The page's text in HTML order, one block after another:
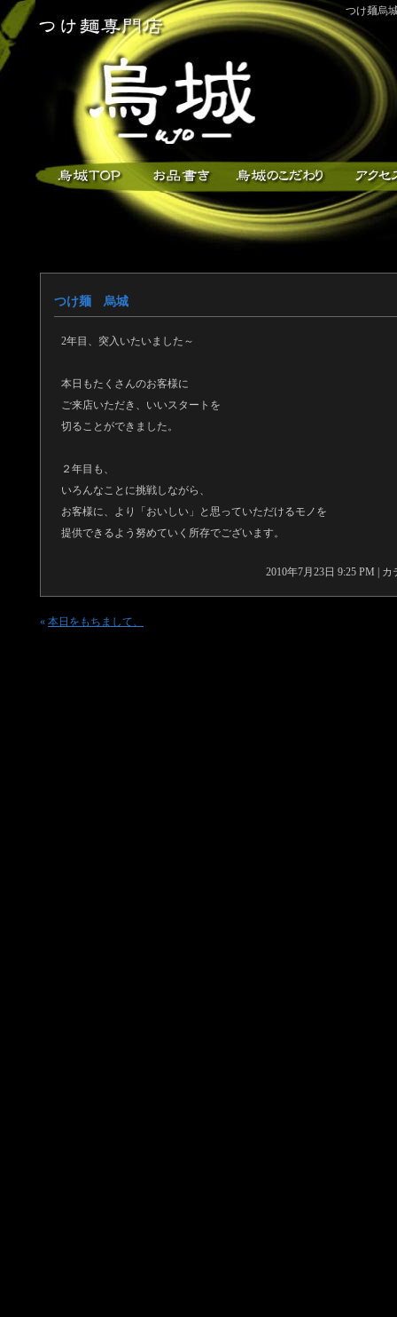
つけ麺烏
つけ麺 烏城
2年目、突入いたいました～
本日もたくさんのお客様に
ご来店いただき、いいスタートを
切ることができました。
２年目も、
いろんなことに挑戦しながら、
お客様に、より「おいしい」と思っていただけるモノを
提供できるよう努めていく所存でございます。
2010年7月23日 9:25 PM |
« 本日をもちまして、